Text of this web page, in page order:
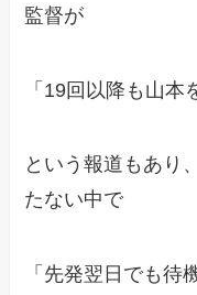
監督が
「19回以降も山本
という報道もあり
たない中で
「先発翌日でも待